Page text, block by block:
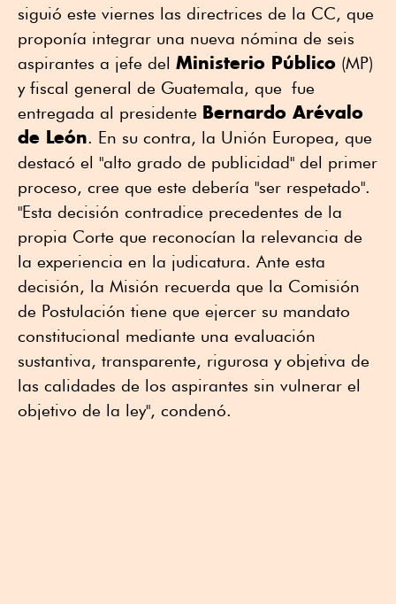
siguió este viernes las directrices de la CC, que
proponía integrar una nueva nómina de seis
aspirantes a jefe del Ministerio Público (MP)
y fiscal general de Guatemala, que fue
entregada al presidente Bernardo Arévalo
de León. En su contra, la Unión Europea, que
destacó el "alto grado de publicidad" del primer
proceso, cree que este debería "ser respetado".
"Esta decisión contradice precedentes de la
propia Corte que reconocían la relevancia de
la experiencia en la judicatura. Ante esta
decisión, la Misión recuerda que la Comisión
de Postulación tiene que ejercer su mandato
constitucional mediante una evaluación
sustantiva, transparente, rigurosa y objetiva de
las calidades de los aspirantes sin vulnerar el
objetivo de la ley", condenó.